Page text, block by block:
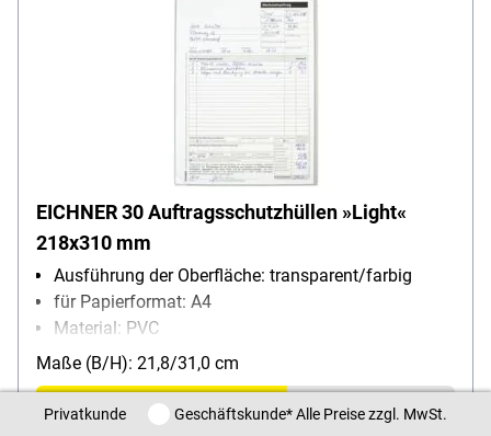
EICHNER 30 Auftragsschutzhüllen »Light«
218x310 mm
Ausführung der Oberfläche: transparent/farbig
für Papierformat: A4
Material: PVC
Inhalt pro Pack: 30 Stück
Maße (B/H): 21,8/31,0 cm
2,90€ 86,99€
PrivatkundePrivatkunde / Geschäftskunde
Geschäftskunde* Alle Preise zzgl. MwSt.